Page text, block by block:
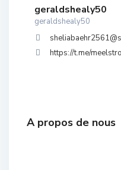
geraldshealy50
geraldshealy50
https://t.me/
A propos de nous